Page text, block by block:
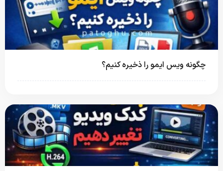
چگونه ویس ایمو را ذخیره کنیم؟